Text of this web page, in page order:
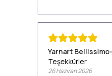
Yarnart
Teşekkürler
26 Haziran 2026